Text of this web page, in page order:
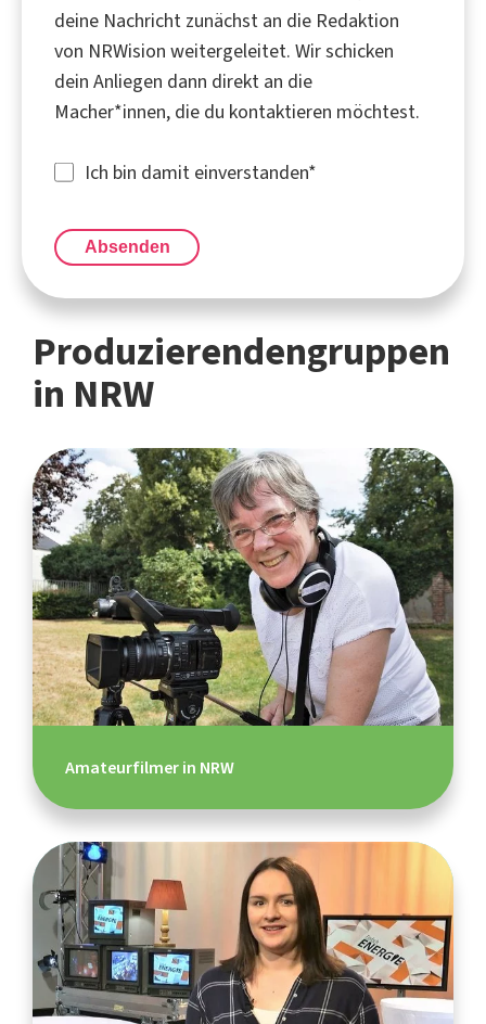
deine Nachricht zunächst an die Redaktion
von NRWision weitergeleitet. Wir schicken
dein Anliegen dann direkt an die
Macher*innen, die du kontaktieren möchtest.
Ich bin damit einverstanden*
Absenden
Produzierendengruppen
in NRW
Amateurfilmer in NRW